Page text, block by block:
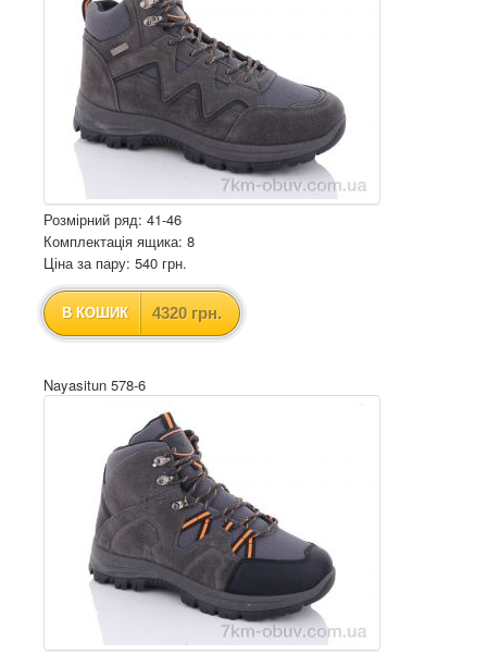
Розмірний ряд: 41-46
Комплектація ящика: 8
Ціна за пару: 540 грн.
В КОШИК 4320 грн.
Nayasitun 578-6